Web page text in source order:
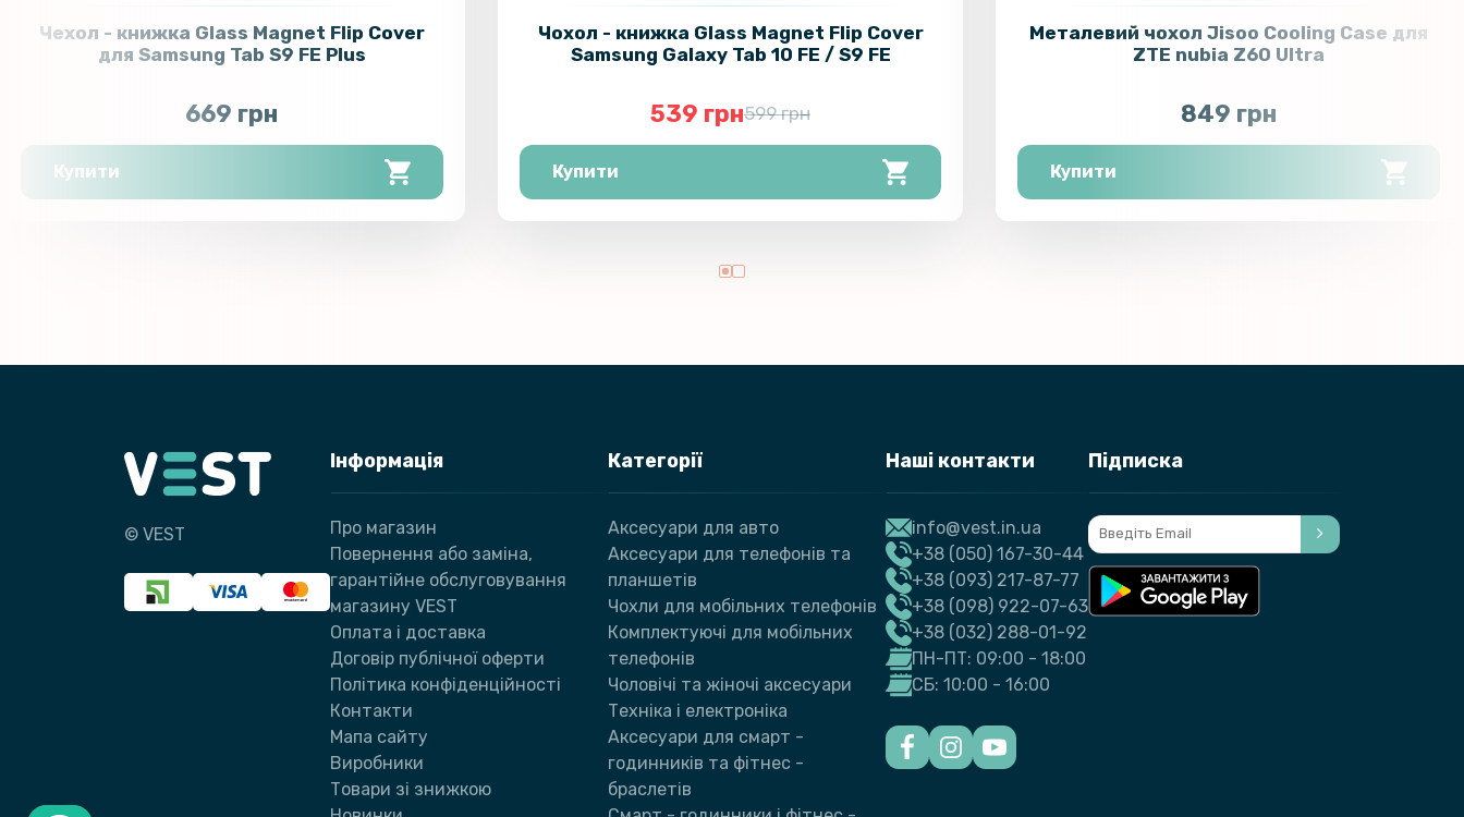
Чехол - книжка Glass Magnet Flip Cover
для Samsung Tab S9 FE Plus
669 грн
Купити
Чохол - книжка Glass Magnet Flip Cover
Samsung Galaxy Tab 10 FE / S9 FE
539 грн599 грн
Купити
Металевий чохол Jisoo Cooling Case для
ZTE nubia Z60 Ultra
849 грн
Купити
© VEST
Інформація
Про магазин
Повернення або заміна,
гарантійне обслуговування
магазину VEST
Оплата і доставка
Договір публічної оферти
Політика конфіденційності
Контакти
Мапа сайту
Виробники
Товари зі знижкою
Категорії
Аксесуари для авто
Аксесуари для телефонів та
планшетів
Чохли для мобільних телефонів
Комплектуючі для мобільних
телефонів
Чоловічі та жіночі аксесуари
Техніка і електроніка
Аксесуари для смарт -
годинників та фітнес -
браслетів
Наші контакти
info@vest.in.ua
+38 (050) 167-30-44
+38 (093) 217-87-77
+38 (098) 922-07-63
+38 (032) 288-01-92
ПН-ПТ: 09:00 - 18:00
СБ: 10:00 - 16:00
Підписка